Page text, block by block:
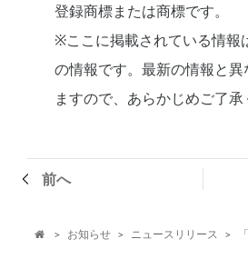
登録商標または商標です。
※ここに掲載されている情報
の情報です。最新の情報と異
ますので、あらかじめご了承
前へ
 > お知らせ > ニュースリリース >